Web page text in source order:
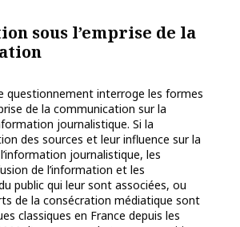
sous l’emprise de la
questionnement interroge les formes
de la communication sur la
journalistique. Si la
des sources et leur influence sur la
journalistique, les
de l’information et les
public qui leur sont associées, ou
de la consécration médiatique sont
classiques en France depuis les